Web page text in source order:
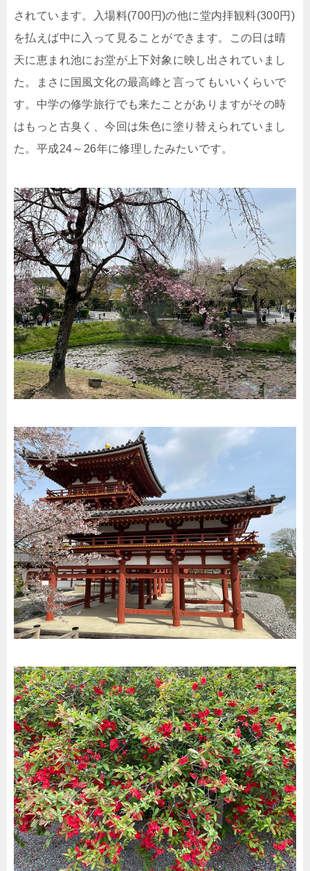
されています。入場料(700円)の他に堂内拝観料(300円)
を払えば中に入って見ることができます。この日は晴
天に恵まれ池にお堂が上下対象に映し出されていまし
た。まさに国風文化の最高峰と言ってもいいくらいで
す。中学の修学旅行でも来たことがありますがその時
はもっと古臭く、今回は朱色に塗り替えられていまし
た。平成24～26年に修理したみたいです。